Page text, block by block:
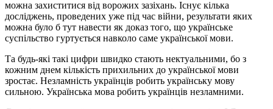
можна захиститися від ворожих зазіхань. Існує кілька
досліджень, проведених уже під час війни, результати яких
можна було б тут навести як доказ того, що українське
суспільство гуртується навколо саме української мови.
Та будь-які такі цифри швидко стають нектуальними, бо з
кожним днем кількість прихильних до української мови
зростає. Незламність українців робить українську мову
сильною. Українська мова робить українців незламними.